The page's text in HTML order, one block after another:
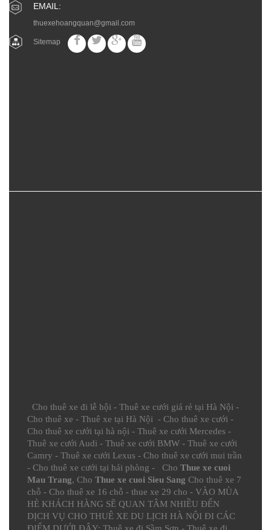
EMAIL:
thuexehoangquan@gmail.com
Sitemap
Cho thuê xe đi lễ hội - Thuê xe cưới giá rẻ tại Hà Nội -
Cho thuê xe - Thuê xe tại Hà Nội - Cho thuê xe cưới -
Cho thuê xe cưới tại hà nội - Thuê xe cưới Mercedes -
Thuê xe cưới Audi - Thuê xe cưới BMW - Thuê xe cưới
Camry - Thuê xe cưới Lexus - Cho thuê xe cưới mui trần
- Cho thuê xe cưới tại hải phòng - Cho Thue xe cuoi
Mau Trang, Cho Thue xe cuoi Sieu Sang Cho thuê xe 7
chỗ - Cho thuê xe 16 chỗ - thue xe 29 cho - VÀO MÙA
HÈ KHÁCH HÀNG SẼ QUAN TÂM NHIỀU ĐẾN
DỊCH VỤ CHO THUÊ XE DU LỊCH HÀ NỘI ĐI CÁC
ĐIỂM DƯỚI ĐÂY: Thuê xe đi Sầm Sơn - Thuê xe đi